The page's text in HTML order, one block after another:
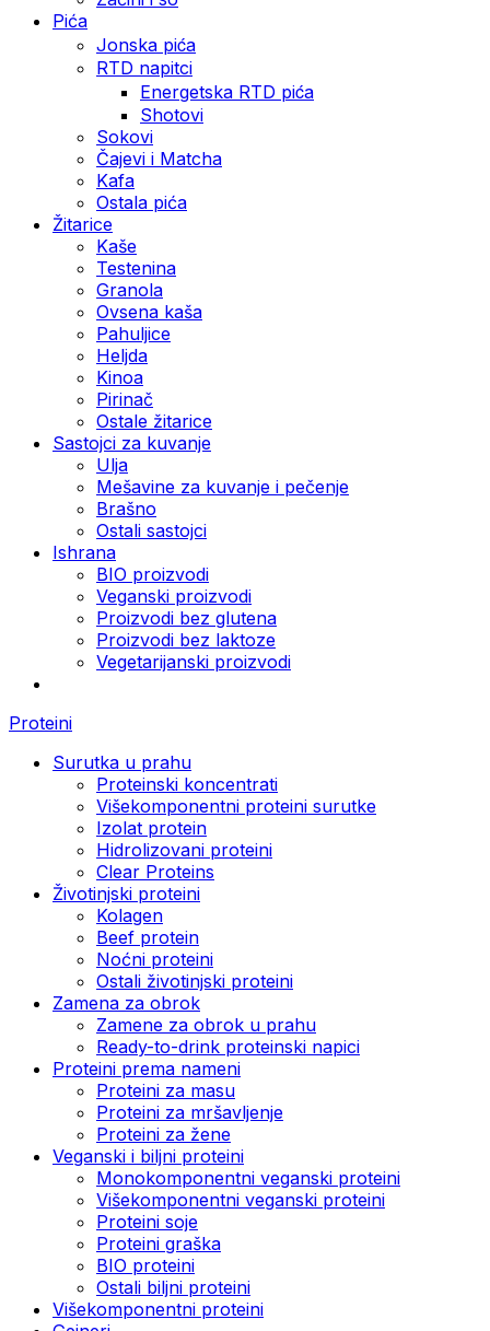
Pića
Jonska pića
RTD napitci
Energetska RTD pića
Shotovi
Sokovi
Čajevi i Matcha
Kafa
Ostala pića
Žitarice
Kaše
Testenina
Granola
Ovsena kaša
Pahuljice
Heljda
Kinoa
Pirinač
Ostale žitarice
Sastojci za kuvanje
Ulja
Mešavine za kuvanje i pečenje
Brašno
Ostali sastojci
Ishrana
BIO proizvodi
Veganski proizvodi
Proizvodi bez glutena
Proizvodi bez laktoze
Vegetarijanski proizvodi
Proteini
Surutka u prahu
Proteinski koncentrati
Višekomponentni proteini surutke
Izolat protein
Hidrolizovani proteini
Clear Proteins
Životinjski proteini
Kolagen
Beef protein
Noćni proteini
Ostali životinjski proteini
Zamena za obrok
Zamene za obrok u prahu
Ready-to-drink proteinski napici
Proteini prema nameni
Proteini za masu
Proteini za mršavljenje
Proteini za žene
Veganski i biljni proteini
Monokomponentni veganski proteini
Višekomponentni veganski proteini
Proteini soje
Proteini graška
BIO proteini
Ostali biljni proteini
Višekomponentni proteini